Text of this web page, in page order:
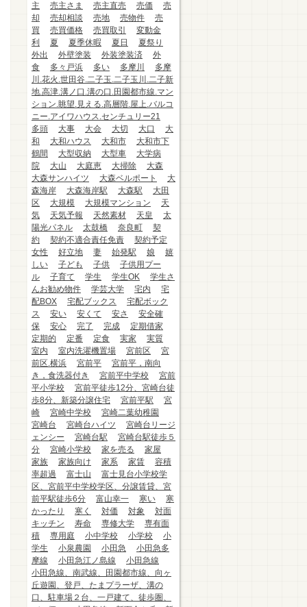
主
売主さま 売主直売 売価
売
却
売却相談 売地 売物件
売
買
売買価格 売買取引
変動金
利
夏 夏季休暇 夏日
夏祭り
外出
外壁塗装 外装塗装済
外
食
多々戸浜 多い 多摩川
多摩
川.花火.世田谷.二子玉.二子玉川.二子新
地.高津.溝ノ口.溝の口.田園都市線.マン
ション.眺望.見える.高層階.屋上.バルコ
ニー.アイワハウス.センチュリー21
多頭
大事 大会 大切 大口
大
和
大和ハウス 大和市
大和市下
鶴間
大型収納 大型車
大学病
院
大山 大庭恵 大掃除
大森
大森サンハイツ
大森ベルポート
大
森海岸
大森海岸駅 大森駅
大田
区
大規模 大規模マンション
天
気
天気予報 天然素材 天皇
太
陽光パネル
太鼓橋 奈良町
契
約
契約不適合責任免責
契約予定
女性
好立地 妻 始発駅 娘
嬉
しい
子ども 子供
子供用プー
ル
子育て 学生 学生OK
学生さ
んお勧め物件
学芸大学 宅内
宅
配BOX
宅配ブックス
宅配ボック
ス
安い 安くて 安さ
安全確
保
安心 完了 完成
定期借家
定期的
定番 定食 実家
実質
室内
室内洗濯機置場 宮前区
宮
前区.横浜
宮前平
宮前平，南向
き，食洗器付き
宮前平中学校
宮前
平小学校
宮前平徒歩12分、宮崎台徒
歩8分、新築分譲住宅
宮前平駅
宮
崎
宮崎中学校
宮崎二葉幼稚園
宮崎台
宮崎台ハイツ
宮崎台リージ
ェンシー
宮崎台駅
宮崎台駅徒歩５
分
宮崎小学校 家を売る
家屋
家族
家族向け 家系 家賃
容積
率超過
富士山
富士見台小学校学
区、宮前平中学校学区、分譲賃貸、宮
前平駅徒歩6分
富山幸一 寒い
寒
かったり
寒く 対価 対象
対面
キッチン
寿命 専修大学
専有面
積
専用庭 小中学校 小学校
小
学生
小泉農園 小田急
小田急多
摩線
小田急江ノ島線
小田急線
小田急線、南武線、田園都市線、向ヶ
丘遊園、登戸、たまプラーザ、溝の
口、駐車場２台、一戸建て、徒歩圏、